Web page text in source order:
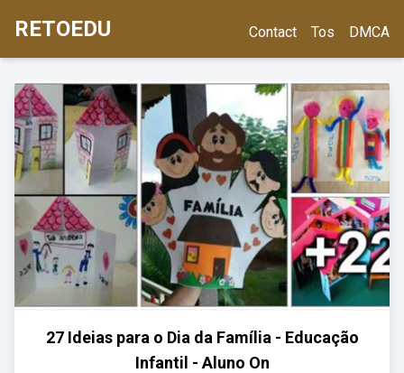
RETOEDU Contact Tos DMCA
27 Ideias para o Dia da Família - Educação
Infantil - Aluno On